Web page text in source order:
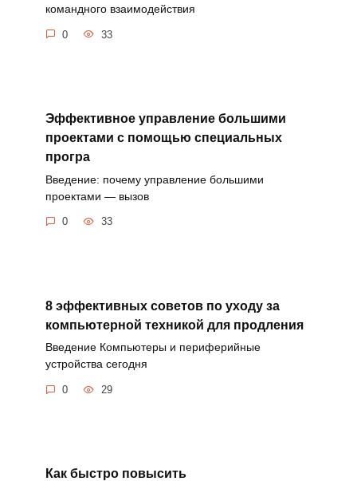
командного взаимодействия
0 33
Эффективное управление большими
проектами с помощью специальных
програ
Введение: почему управление большими
проектами — вызов
0 33
8 эффективных советов по уходу за
компьютерной техникой для продления
Введение Компьютеры и периферийные
устройства сегодня
0 29
Как быстро повысить